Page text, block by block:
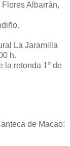
Albarrán,
La Jaramilla
h.
la rotonda 1º de
de Macao: